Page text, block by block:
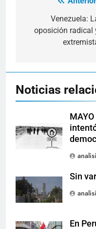
Navegación
entradas
Venezuela:
oposición radical
Noticias
Sin
En